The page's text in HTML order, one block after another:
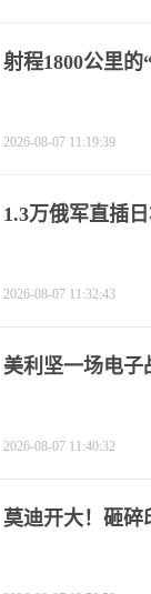
射程1800公里的
2026-08-07 11:19:39
1.3万俄军直插
2026-08-07 11:32:43
美利坚一场电子
2026-08-07 11:40:32
莫迪开大！砸碎